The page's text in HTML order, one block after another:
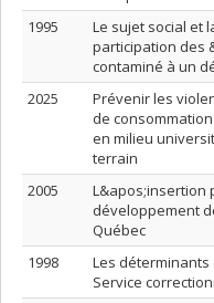
1995
Le sujet social et
participation des
contaminé à un
2025
Prévenir les
de
en milieu
terrain
2005
L&apos;insertion
développement
Québec
1998
Les
Service